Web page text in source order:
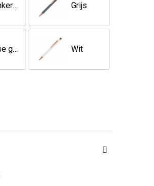
Donkerblauw Grijs
Rose goud Wit